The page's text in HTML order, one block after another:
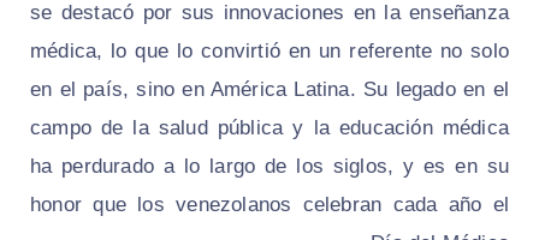
se destacó por sus innovaciones en la enseñanza
médica, lo que lo convirtió en un referente no solo
en el país, sino en América Latina. Su legado en el
campo de la salud pública y la educación médica
ha perdurado a lo largo de los siglos, y es en su
honor que los venezolanos celebran cada año el